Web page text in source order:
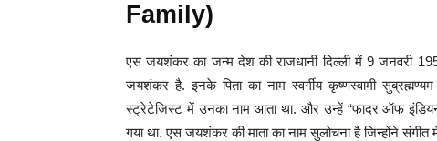
Family)
एस जयशंकर का जन्म देश की राजधानी दिल्ली में 9 जनवरी
जयशंकर है. इनके पिता का नाम स्वर्गीय कृष्णस्वामी
स्ट्रेटेजिस्ट में उनका नाम आता था. और उन्हें “फादर ऑफ
गया था. एस जयशंकर की माता का नाम सुलोचना है जिन्होंने संगीत